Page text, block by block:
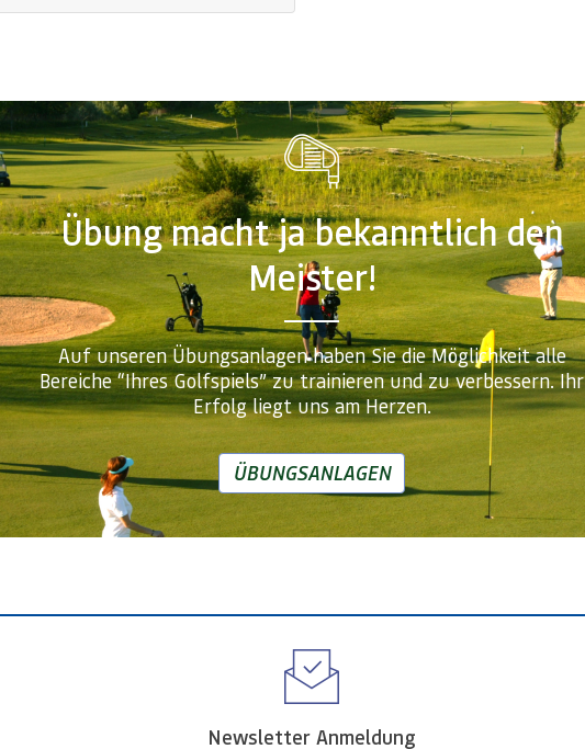
Übung macht ja bekanntlich den
Meister!
Auf unseren Übungsanlagen haben Sie die Möglichkeit alle
Bereiche “Ihres Golfspiels” zu trainieren und zu verbessern. Ihr
Erfolg liegt uns am Herzen.
ÜBUNGSANLAGEN
Newsletter Anmeldung